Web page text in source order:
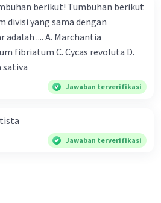
berikut! Tumbuhan berikut
divisi yang sama dengan
.... A. Marchantia
fibriatum C. Cycas revoluta D.
sativa
Jawaban terverifikasi
Jawaban terverifikasi